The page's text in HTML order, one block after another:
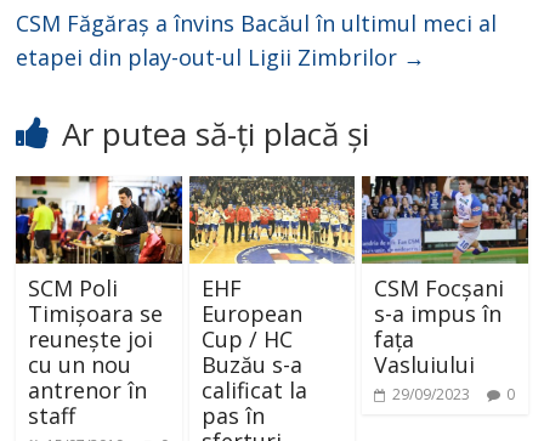
CSM Făgăraș a învins Bacăul în ultimul meci al
etapei din play-out-ul Ligii Zimbrilor →
Ar putea să-ți placă și
SCM Poli
Timișoara se
reunește joi
cu un nou
antrenor în
staff
EHF
European
Cup / HC
Buzău s-a
calificat la
pas în
CSM Focșani
s-a impus în
fața
Vasluiului
29/09/2023 0